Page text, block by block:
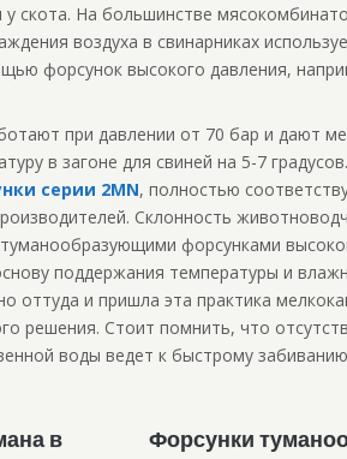
скота. На большинстве
воздуха в свинарниках
форсунок высокого давления,
при давлении от 70 бар и дают
в загоне для свиней на 5-7
серии 2MN, полностью
Склонность
форсунками
поддержания температуры и
оттуда и пришла эта практика
решения. Стоит помнить, что
воды ведет к быстрому
в
Форсунки